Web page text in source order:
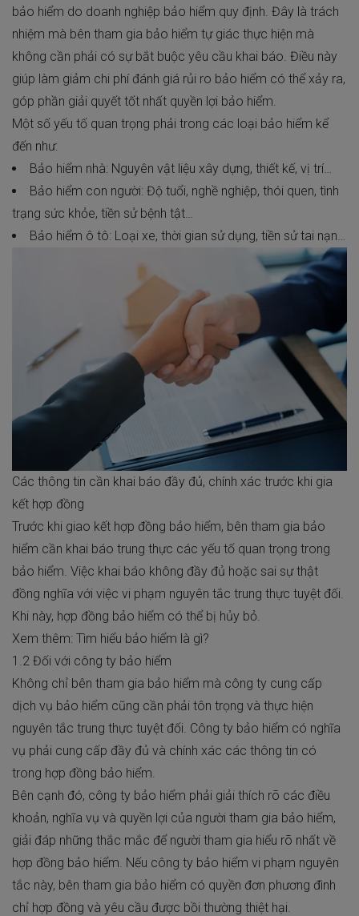
bảo hiểm do doanh nghiệp bảo hiểm quy định. Đây là trách
nhiệm mà bên tham gia bảo hiểm tự giác thực hiện mà
không cần phải có sự bắt buộc yêu cầu khai báo. Điều này
giúp làm giảm chi phí đánh giá rủi ro bảo hiểm có thể xảy ra,
góp phần giải quyết tốt nhất quyền lợi bảo hiểm.
Một số yếu tố quan trọng phải trong các loại bảo hiểm kể
đến như:
Bảo hiểm nhà: Nguyên vật liệu xây dựng, thiết kế, vị trí…
Bảo hiểm con người: Độ tuổi, nghề nghiệp, thói quen, tình
trạng sức khỏe, tiền sử bệnh tật…
Bảo hiểm ô tô: Loại xe, thời gian sử dụng, tiền sử tai nạn…
Các thông tin cần khai báo đầy đủ, chính xác trước khi gia
kết hợp đồng
Trước khi giao kết hợp đồng bảo hiểm, bên tham gia bảo
hiểm cần khai báo trung thực các yếu tố quan trọng trong
bảo hiểm. Việc khai báo không đầy đủ hoặc sai sự thật
đồng nghĩa với việc vi phạm nguyên tắc trung thực tuyệt đối.
Khi này, hợp đồng bảo hiểm có thể bị hủy bỏ.
Xem thêm: Tìm hiểu bảo hiểm là gì?
1.2 Đối với công ty bảo hiểm
Không chỉ bên tham gia bảo hiểm mà công ty cung cấp
dịch vụ bảo hiểm cũng cần phải tôn trọng và thực hiện
nguyên tắc trung thực tuyệt đối. Công ty bảo hiểm có nghĩa
vụ phải cung cấp đầy đủ và chính xác các thông tin có
trong hợp đồng bảo hiểm.
Bên cạnh đó, công ty bảo hiểm phải giải thích rõ các điều
khoản, nghĩa vụ và quyền lợi của người tham gia bảo hiểm,
giải đáp những thắc mắc để người tham gia hiểu rõ nhất về
hợp đồng bảo hiểm. Nếu công ty bảo hiểm vi phạm nguyên
tắc này, bên tham gia bảo hiểm có quyền đơn phương đình
chỉ hợp đồng và yêu cầu được bồi thường thiệt hại.